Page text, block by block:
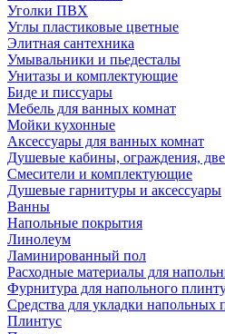
Уголки ПВХ
Углы пластиковые цветные
Элитная сантехника
Умывальники и пьедесталы
Унитазы и комплектующие
Биде и писсуары
Мебель для ванных комнат
Мойки кухонные
Аксессуары для ванных комнат
Душевые кабины, ограждения,
Смесители и комплектующие
Душевые гарнитуры и аксессуары
Ванны
Напольные покрытия
Линолеум
Ламинированный пол
Расходные материалы для
Фурнитура для напольного
Средства для укладки напольных
Плинтус